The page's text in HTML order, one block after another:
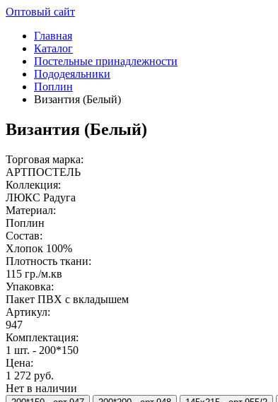
Оптовый сайт
Главная
Каталог
Постельные принадлежности
Пододеяльники
Поплин
Византия (Белый)
Византия (Белый)
Торговая марка:
АРТПОСТЕЛЬ
Коллекция:
ЛЮКС Радуга
Материал:
Поплин
Состав:
Хлопок 100%
Плотность ткани:
115 гр./м.кв
Упаковка:
Пакет ПВХ с вкладышем
Артикул:
947
Комплектация:
1 шт. - 200*150
Цена:
1 272 руб.
Нет в наличии